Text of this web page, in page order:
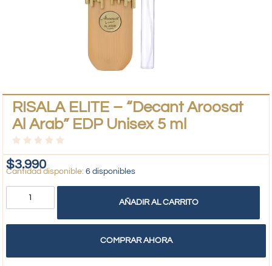
RISALA ELITE – “Decant Aroosat
Al Arab” EDP Unisex 5 ml
$3.990 6 disponibles
AÑADIR AL CARRITO
COMPRAR AHORA